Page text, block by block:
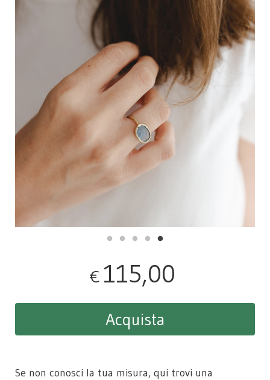
€ 115,00
Acquista
Se non conosci la tua misura, qui trovi una